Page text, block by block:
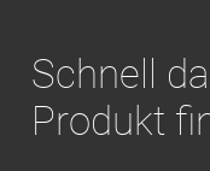
Schnell
Produkt